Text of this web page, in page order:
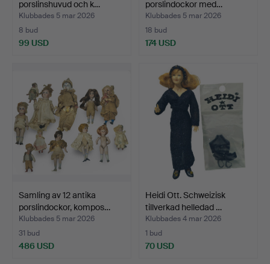
porslinshuvud och k…
Klubbades 5 mar 2026
8 bud
99 USD
porslindockor med…
Klubbades 5 mar 2026
18 bud
174 USD
Samling av 12 antika
porslindockor, kompos…
Klubbades 5 mar 2026
31 bud
486 USD
Heidi Ott. Schweizisk
tillverkad helledad …
Klubbades 4 mar 2026
1 bud
70 USD